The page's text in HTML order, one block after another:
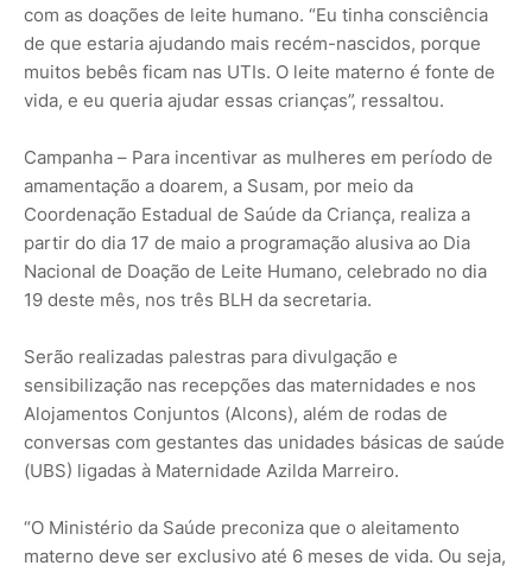
com as doações de leite humano. “Eu tinha consciência
de que estaria ajudando mais recém-nascidos, porque
muitos bebês ficam nas UTIs. O leite materno é fonte de
vida, e eu queria ajudar essas crianças”, ressaltou.
Campanha – Para incentivar as mulheres em período de
amamentação a doarem, a Susam, por meio da
Coordenação Estadual de Saúde da Criança, realiza a
partir do dia 17 de maio a programação alusiva ao Dia
Nacional de Doação de Leite Humano, celebrado no dia
19 deste mês, nos três BLH da secretaria.
Serão realizadas palestras para divulgação e
sensibilização nas recepções das maternidades e nos
Alojamentos Conjuntos (Alcons), além de rodas de
conversas com gestantes das unidades básicas de saúde
(UBS) ligadas à Maternidade Azilda Marreiro.
“O Ministério da Saúde preconiza que o aleitamento
materno deve ser exclusivo até 6 meses de vida. Ou seja,